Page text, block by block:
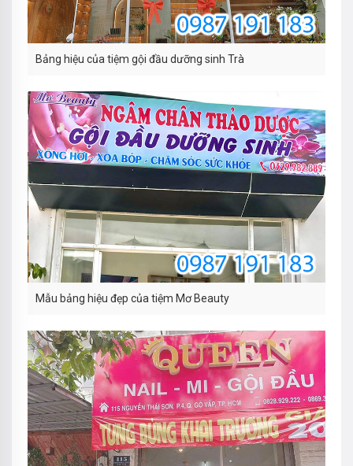
Bảng hiệu của tiệm gội đầu dưỡng sinh Trà
Mẫu bảng hiệu đẹp của tiệm Mơ Beauty